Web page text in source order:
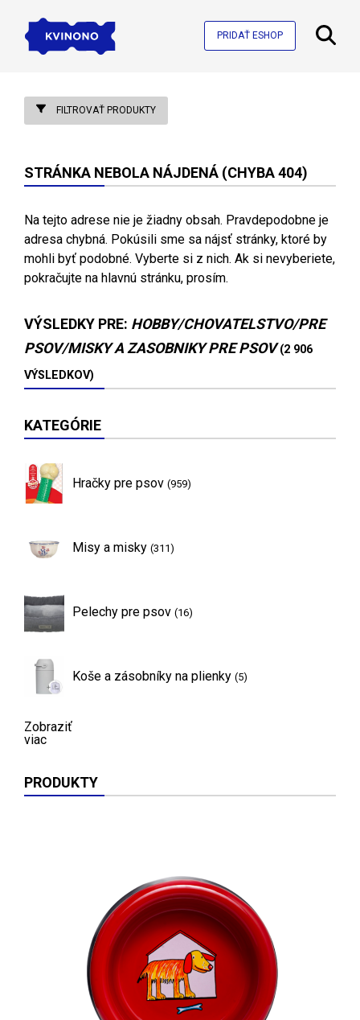
PRIDAŤ ESHOP
FILTROVAŤ PRODUKTY
STRÁNKA NEBOLA NÁJDENÁ (CHYBA 404)
Na tejto adrese nie je žiadny obsah. Pravdepodobne je
adresa chybná. Pokúsili sme sa nájsť stránky, ktoré by
mohli byť podobné. Vyberte si z nich. Ak si nevyberiete,
pokračujte na hlavnú stránku, prosím.
VÝSLEDKY PRE: HOBBY/CHOVATELSTVO/PRE
PSOV/MISKY A ZASOBNIKY PRE PSOV (2 906
VÝSLEDKOV)
KATEGÓRIE
Hračky pre psov (959)
Misy a misky (311)
Pelechy pre psov (16)
Koše a zásobníky na plienky (5)
Zobraziť
viac
PRODUKTY